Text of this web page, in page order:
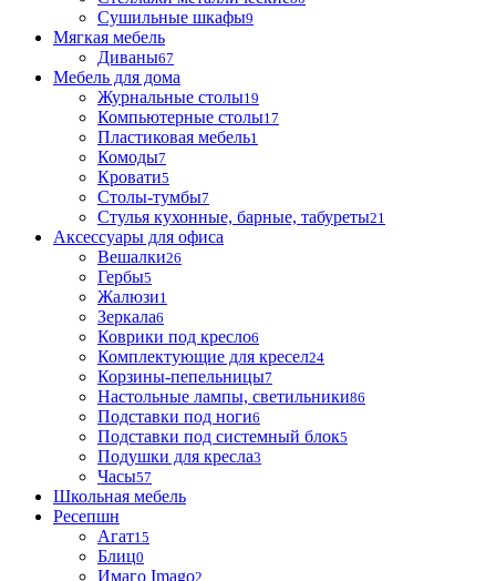
Сушильные шкафы9
Мягкая мебель
Диваны67
Мебель для дома
Журнальные столы19
Компьютерные столы17
Пластиковая мебель1
Комоды7
Кровати5
Столы-тумбы7
Стулья кухонные, барные, табуреты21
Аксессуары для офиса
Вешалки26
Гербы5
Жалюзи1
Зеркала6
Коврики под кресло6
Комплектующие для кресел24
Корзины-пепельницы7
Настольные лампы, светильники86
Подставки под ноги6
Подставки под системный блок5
Подушки для кресла3
Часы57
Школьная мебель
Ресепшн
Агат15
Блиц0
Имаго Imago2